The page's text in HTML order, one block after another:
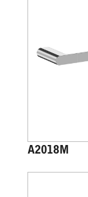
A2018M